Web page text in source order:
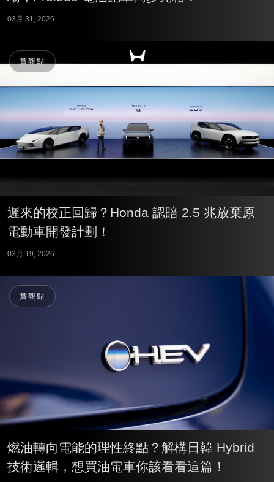
03月 31, 2026
賞觀點
遲來的校正回歸？Honda 認賠 2.5 兆放棄原
電動車開發計劃！
03月 19, 2026
賞觀點
燃油轉向電能的理性終點？解構日韓 Hybrid
技術邏輯，想買油電車你該看看這篇！